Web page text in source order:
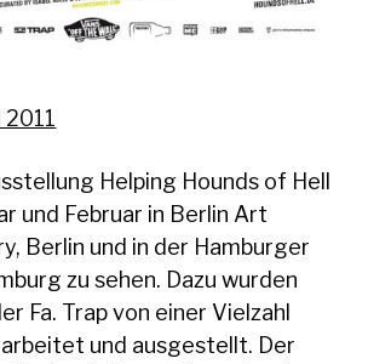
2011
Helping Hounds of Hell
und Februar in Berlin Art
Berlin und in der Hamburger
zu sehen. Dazu wurden
Fa. Trap von einer Vielzahl
und ausgestellt. Der